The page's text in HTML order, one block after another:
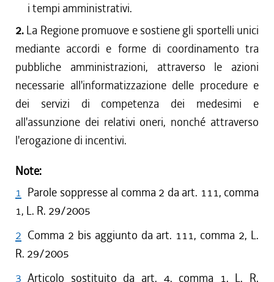
i tempi amministrativi.
2. La Regione promuove e sostiene gli sportelli unici
mediante accordi e forme di coordinamento tra
pubbliche amministrazioni, attraverso le azioni
necessarie all'informatizzazione delle procedure e
dei servizi di competenza dei medesimi e
all'assunzione dei relativi oneri, nonché attraverso
l'erogazione di incentivi.
Note:
1 Parole soppresse al comma 2 da art. 111, comma
1, L. R. 29/2005
2 Comma 2 bis aggiunto da art. 111, comma 2, L.
R. 29/2005
3 Articolo sostituito da art. 4, comma 1, L. R.